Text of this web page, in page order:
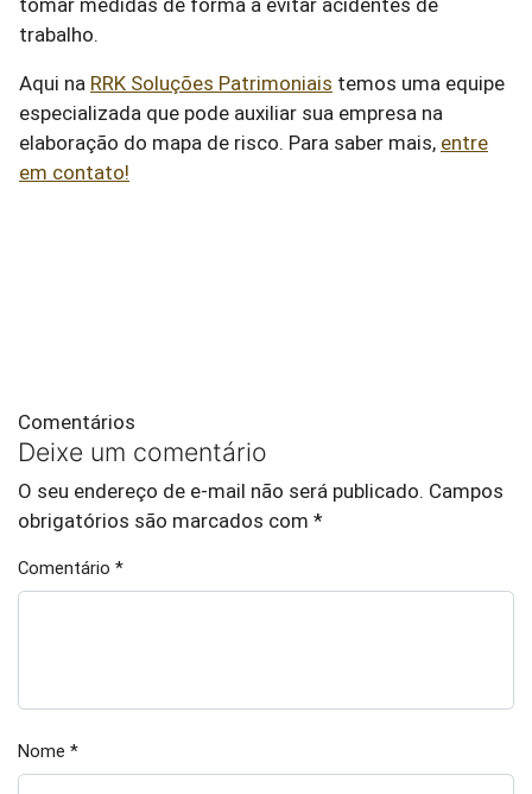
tomar medidas de forma a evitar acidentes de
trabalho.
Aqui na RRK Soluções Patrimoniais temos uma equipe
especializada que pode auxiliar sua empresa na
elaboração do mapa de risco. Para saber mais, entre
em contato!
Comentários
Deixe um comentário
O seu endereço de e-mail não será publicado. Campos
obrigatórios são marcados com *
Comentário *
Nome *